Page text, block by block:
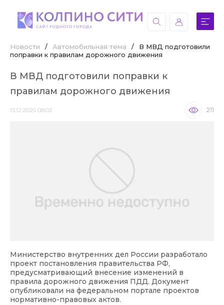
Новости / Автомобильная тема /
В МВД подготовили
поправки к правилам дорожного движения
В МВД подготовили поправки к
правилам дорожного движения
13.12.2025 08:02 211
Министерство внутренних дел России разработало
проект постановления правительства РФ,
предусматривающий внесение изменений в
правила дорожного движения ПДД. Документ
опубликовали на федеральном портале проектов
нормативно-правовых актов.